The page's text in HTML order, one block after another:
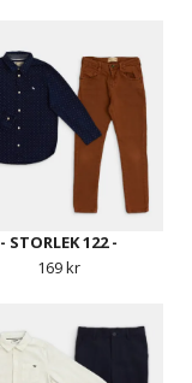
- STORLEK 122 -
169 kr